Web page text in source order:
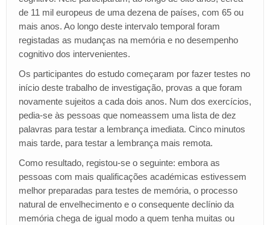
de 11 mil europeus de uma dezena de países, com 65 ou
mais anos. Ao longo deste intervalo temporal foram
registadas as mudanças na memória e no desempenho
cognitivo dos intervenientes.
Os participantes do estudo começaram por fazer testes no
início deste trabalho de investigação, provas a que foram
novamente sujeitos a cada dois anos. Num dos exercícios,
pedia-se às pessoas que nomeassem uma lista de dez
palavras para testar a lembrança imediata. Cinco minutos
mais tarde, para testar a lembrança mais remota.
Como resultado, registou-se o seguinte: embora as
pessoas com mais qualificações académicas estivessem
melhor preparadas para testes de memória, o processo
natural de envelhecimento e o consequente declínio da
memória chega de igual modo a quem tenha muitas ou